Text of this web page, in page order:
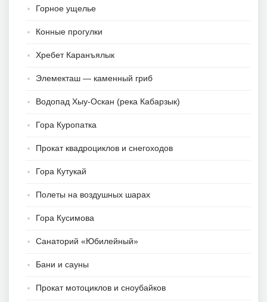
Горное ущелье
Конные прогулки
Хребет Каранъялык
Элемекташ — каменный гриб
Водопад Хыу-Оскан (река Кабарзык)
Гора Куропатка
Прокат квадроциклов и снегоходов
Гора Кутукай
Полеты на воздушных шарах
Гора Кусимова
Санаторий «Юбилейный»
Бани и сауны
Прокат мотоциклов и сноубайков